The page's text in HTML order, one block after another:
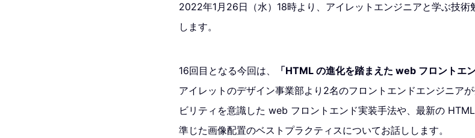
2022年1月26日（水）18時より、アイレットエンジニアと学ぶ技
します。
16回目となる今回は、 「HTML の進化を踏まえた web フロントエ
アイレットのデザイン事業部より2名のフロントエンドエンジニア
ビリティを意識した web フロントエンド実装手法や、最新の
準じた画像配置のベストプラクティスについてお話しします。